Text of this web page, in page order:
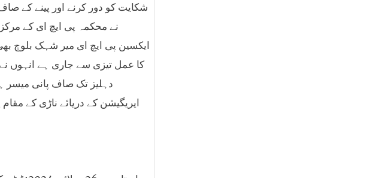
شکایت کو دور کرنے اور پینے کے
نے محکمہ پی ایچ ای کے
ایکسین پی ایچ ای میر شہک بلوچ
کا عمل تیزی سے جاری ہے انہوں
دہلیز تک صاف پانی میسر
ایریگیشن کے دریائے ناڑی کے